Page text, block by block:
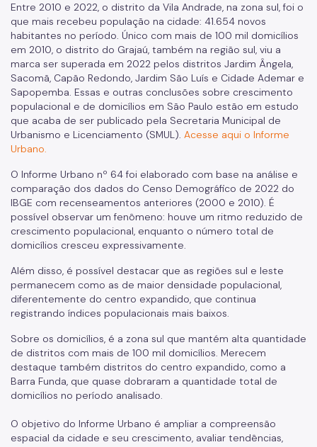
Aprovação de Projetos
Portal de Licenciamento
Aprova Rápido
Requalifica Rápido
Controle do uso
Segurança de uso das Edificações
Estação Rádio-Base
Elevadores
Locais de Reunião e Eventos
Cadastro da Edificação
CEDI - Cadastro de Edificações
Ficha Técnica
Denom. de Logradouros
Relatórios de Aprovação
Entre 2010 e 2022, o distrito da Vila Andrade, na zona sul, foi o
que mais recebeu população na cidade: 41.654 novos
habitantes no período. Único com mais de 100 mil domicílios
em 2010, o distrito do Grajaú, também na região sul, viu a
marca ser superada em 2022 pelos distritos Jardim Ângela,
Sacomã, Capão Redondo, Jardim São Luís e Cidade Ademar e
Sapopemba. Essas e outras conclusões sobre crescimento
populacional e de domicílios em São Paulo estão em estudo
que acaba de ser publicado pela Secretaria Municipal de
Urbanismo e Licenciamento (SMUL). Acesse aqui o Informe
Urbano.
O Informe Urbano nº 64 foi elaborado com base na análise e
comparação dos dados do Censo Demográfico de 2022 do
IBGE com recenseamentos anteriores (2000 e 2010). É
possível observar um fenômeno: houve um ritmo reduzido de
crescimento populacional, enquanto o número total de
domicílios cresceu expressivamente.
Além disso, é possível destacar que as regiões sul e leste
permanecem como as de maior densidade populacional,
diferentemente do centro expandido, que continua
registrando índices populacionais mais baixos.
Sobre os domicílios, é a zona sul que mantém alta quantidade
de distritos com mais de 100 mil domicílios. Merecem
destaque também distritos do centro expandido, como a
Barra Funda, que quase dobraram a quantidade total de
domicílios no período analisado.
O objetivo do Informe Urbano é ampliar a compreensão
espacial da cidade e seu crescimento, avaliar tendências,